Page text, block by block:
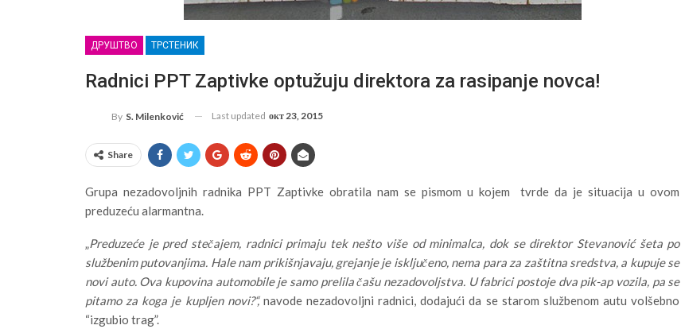
ДРУШТВО ТРСТЕНИК
Radnici PPT Zaptivke optužuju direktora za rasipanje novca!
By S. Milenković Last updated окт 23, 2015
Share
Grupa nezadovoljnih radnika PPT Zaptivke obratila nam se pismom u kojem tvrde da je situacija u ovom
preduzeću alarmantna.
„Preduzeće je pred stečajem, radnici primaju tek nešto više od minimalca, dok se direktor Stevanović šeta po
službenim putovanjima. Hale nam prikišnjavaju, grejanje je isključeno, nema para za zaštitna sredstva, a kupuje se
novi auto. Ova kupovina automobile je samo prelila čašu nezadovoljstva. U fabrici postoje dva pik-ap vozila, pa se
pitamo za koga je kupljen novi?“, navode nezadovoljni radnici, dodajući da se starom službenom autu volšebno
“izgubio trag”.